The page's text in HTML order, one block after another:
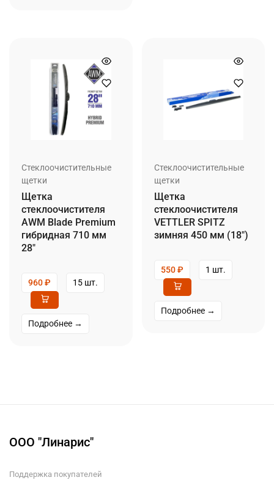
Стеклоочистительные
щетки
Щетка
стеклоочистителя
AWM Blade Premium
гибридная 710 мм
28″
960₽ 15 шт.
Подробнее →
Стеклоочистительные
щетки
Щетка
стеклоочистителя
VETTLER SPITZ
зимняя 450 мм (18″)
550₽ 1 шт.
Подробнее →
ООО "Линарис"
Поддержка покупателей